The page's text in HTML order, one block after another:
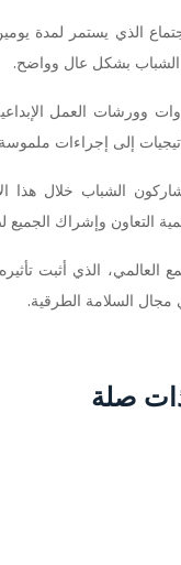
الذي يستمر لمدة
بشكل عال وواضح.
وورشات العمل
إلى إجراءات
الشباب خلال هذا
التعاون وإشراك
العالمي، الذي أثبت
السلامة الطرقية.
صلة